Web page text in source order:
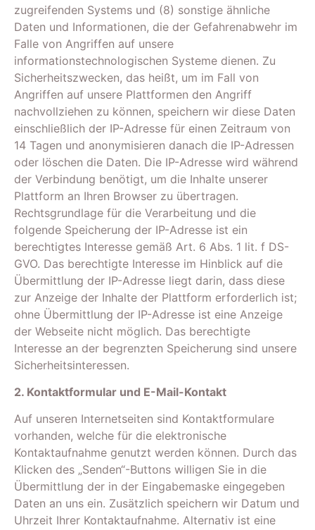
zugreifenden Systems und (8) sonstige ähnliche
Daten und Informationen, die der Gefahrenabwehr im
Falle von Angriffen auf unsere
informationstechnologischen Systeme dienen. Zu
Sicherheitszwecken, das heißt, um im Fall von
Angriffen auf unsere Plattformen den Angriff
nachvollziehen zu können, speichern wir diese Daten
einschließlich der IP-Adresse für einen Zeitraum von
14 Tagen und anonymisieren danach die IP-Adressen
oder löschen die Daten. Die IP-Adresse wird während
der Verbindung benötigt, um die Inhalte unserer
Plattform an Ihren Browser zu übertragen.
Rechtsgrundlage für die Verarbeitung und die
folgende Speicherung der IP-Adresse ist ein
berechtigtes Interesse gemäß Art. 6 Abs. 1 lit. f DS-
GVO. Das berechtigte Interesse im Hinblick auf die
Übermittlung der IP-Adresse liegt darin, dass diese
zur Anzeige der Inhalte der Plattform erforderlich ist;
ohne Übermittlung der IP-Adresse ist eine Anzeige
der Webseite nicht möglich. Das berechtigte
Interesse an der begrenzten Speicherung sind unsere
Sicherheitsinteressen.
2. Kontaktformular und E-Mail-Kontakt
Auf unseren Internetseiten sind Kontaktformulare
vorhanden, welche für die elektronische
Kontaktaufnahme genutzt werden können. Durch das
Klicken des „Senden“-Buttons willigen Sie in die
Übermittlung der in der Eingabemaske eingegeben
Daten an uns ein. Zusätzlich speichern wir Datum und
Uhrzeit Ihrer Kontaktaufnahme. Alternativ ist eine